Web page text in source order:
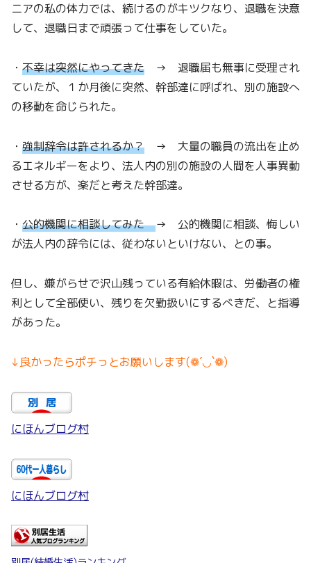
ニアの私の体力では、続けるのがキツクなり、退職を決意
して、退職日まで頑張って仕事をしていた。
・ 不幸は突然にやってきた → 退職届も無事に受理され
ていたが、１か月後に突然、幹部達に呼ばれ、別の施設へ
の移動を命じられた。
・ 強制辞令は許されるか？ → 大量の職員の流出を止め
るエネルギーをより、法人内の別の施設の人間を人事異動
させる方が、楽だと考えた幹部達。
・ 公的機関に相談してみた→ 公的機関に相談、悔しい
が法人内の辞令には、従わないといけない、との事。
但し、嫌がらせで沢山残っている有給休暇は、労働者の権
利として全部使い、残りを欠勤扱いにするべきだ、と指導
があった。
↓良かったらポチっとお願いします(❁´◡`❁)
にほんブログ村
にほんブログ村